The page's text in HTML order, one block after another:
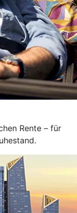
Rente – für